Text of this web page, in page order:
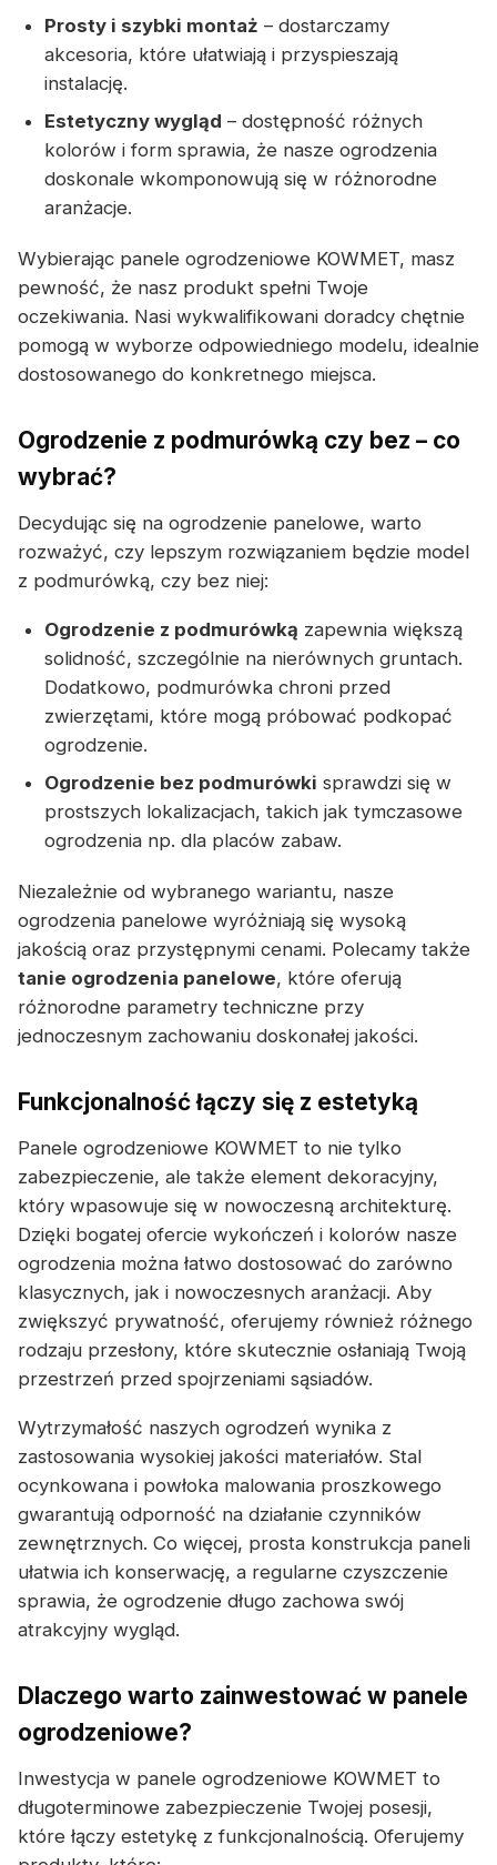
Prosty i szybki montaż – dostarczamy
akcesoria, które ułatwiają i przyspieszają
instalację.
Estetyczny wygląd – dostępność różnych
kolorów i form sprawia, że nasze ogrodzenia
doskonale wkomponowują się w różnorodne
aranżacje.
Wybierając panele ogrodzeniowe KOWMET, masz
pewność, że nasz produkt spełni Twoje
oczekiwania. Nasi wykwalifikowani doradcy chętnie
pomogą w wyborze odpowiedniego modelu, idealnie
dostosowanego do konkretnego miejsca.
Ogrodzenie z podmurówką czy bez – co
wybrać?
Decydując się na ogrodzenie panelowe, warto
rozważyć, czy lepszym rozwiązaniem będzie model
z podmurówką, czy bez niej:
Ogrodzenie z podmurówką zapewnia większą
solidność, szczególnie na nierównych gruntach.
Dodatkowo, podmurówka chroni przed
zwierzętami, które mogą próbować podkopać
ogrodzenie.
Ogrodzenie bez podmurówki sprawdzi się w
prostszych lokalizacjach, takich jak tymczasowe
ogrodzenia np. dla placów zabaw.
Niezależnie od wybranego wariantu, nasze
ogrodzenia panelowe wyróżniają się wysoką
jakością oraz przystępnymi cenami. Polecamy także
tanie ogrodzenia panelowe, które oferują
różnorodne parametry techniczne przy
jednoczesnym zachowaniu doskonałej jakości.
Funkcjonalność łączy się z estetyką
Panele ogrodzeniowe KOWMET to nie tylko
zabezpieczenie, ale także element dekoracyjny,
który wpasowuje się w nowoczesną architekturę.
Dzięki bogatej ofercie wykończeń i kolorów nasze
ogrodzenia można łatwo dostosować do zarówno
klasycznych, jak i nowoczesnych aranżacji. Aby
zwiększyć prywatność, oferujemy również różnego
rodzaju przesłony, które skutecznie osłaniają Twoją
przestrzeń przed spojrzeniami sąsiadów.
Wytrzymałość naszych ogrodzeń wynika z
zastosowania wysokiej jakości materiałów. Stal
ocynkowana i powłoka malowania proszkowego
gwarantują odporność na działanie czynników
zewnętrznych. Co więcej, prosta konstrukcja paneli
ułatwia ich konserwację, a regularne czyszczenie
sprawia, że ogrodzenie długo zachowa swój
atrakcyjny wygląd.
Dlaczego warto zainwestować w panele
ogrodzeniowe?
Inwestycja w panele ogrodzeniowe KOWMET to
długoterminowe zabezpieczenie Twojej posesji,
które łączy estetykę z funkcjonalnością. Oferujemy